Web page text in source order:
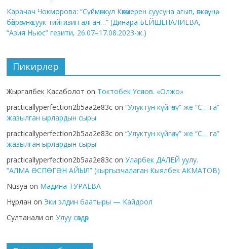
Карачач Чокморова: “Сүймөнкул Көкөмерен суусуна агып, өпкөсүнө,
бөйрөгүнө суук тийгизип алган…” (Динара БЕЙШЕНАЛИЕВА,
“Азия Ньюс” гезити, 26.07–17.08.2023-ж.)
Пикирлер
Жыргалбек Касаболот on Токтобек Үсөнов. «Олжо»
practicallyperfection2b5aa2e83c on“Улуктун күйгөнү” же “С… га”
жазылган ырлардын сыры
practicallyperfection2b5aa2e83c on“Улуктун күйгөнү” же “С… га”
жазылган ырлардын сыры
practicallyperfection2b5aa2e83c onУларбек ДАЛЕЙ уулу.
“АЛМА ӨСПӨГӨН АЙЫЛ” (кыргызчалаган Кыялбек АКМАТОВ)
Nusya on Мадина ТУРАЕВА
Нұрлан on Эки элдин баатыры — Кайдоол
Султанали onУлуу сөздөр